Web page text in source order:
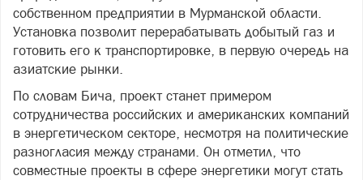
собственном предприятии в Мурманской области.
Установка позволит перерабатывать добытый газ и
готовить его к транспортировке, в первую очередь на
азиатские рынки.
По словам Бича, проект станет примером
сотрудничества российских и американских компаний
в энергетическом секторе, несмотря на политические
разногласия между странами. Он отметил, что
совместные проекты в сфере энергетики могут стать